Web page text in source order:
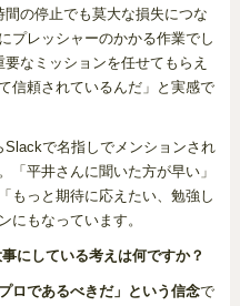
の停止でも莫大な損失につな
プレッシャーのかかる作業でし
なミッションを任せてもらえ
信頼されているんだ」と実感で
で名指しでメンションされ
「平井さんに聞いた方が早い」
もっと期待に応えたい、勉強し
にもなっています。
にしている考えは何ですか？
ロであるべきだ」という信念で